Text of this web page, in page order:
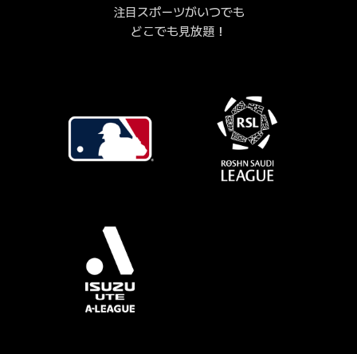
注目スポーツがいつでも
どこでも見放題！